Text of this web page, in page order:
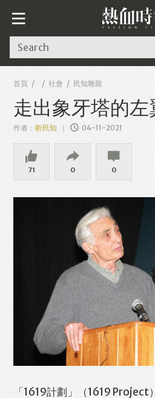
Search
首頁 社會 民知雕龍
走出象牙塔的左
作者：靳民知 04-11-2021
71 0 0
「1619計劃」（1619